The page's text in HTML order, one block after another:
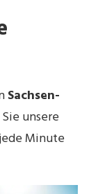
Sachsen-
unsere
Minute